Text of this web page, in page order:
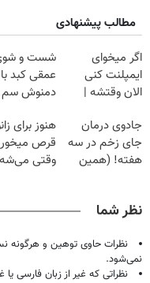
مطالب پیشنهادی
اگر میخوای
ایمپلنت کنی
الان وقتشه |
میلیون تومان!!!
شست و
عمقی کبد با
دمنوش سم
جادوی درمان
جای زخم در سه
هفته! (همین
هنوز برای
قرص
وقتی می‌شه
نظر شما
نظرات حاوی توهین و هرگونه
نمی‌شود.
نظراتی که غیر از زبان فارسی